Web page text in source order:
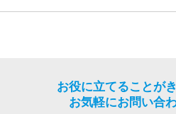
お役に立てることが
お気軽にお問い合